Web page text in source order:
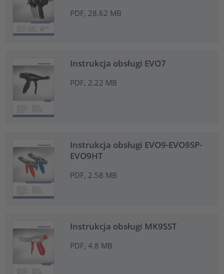
PDF, 28.62 MB
Instrukcja obsługi EVO7
PDF, 2.22 MB
Instrukcja obsługi EVO9-EVO9SP-
EVO9HT
PDF, 2.58 MB
Instrukcja obsługi MK9SST
PDF, 4.8 MB